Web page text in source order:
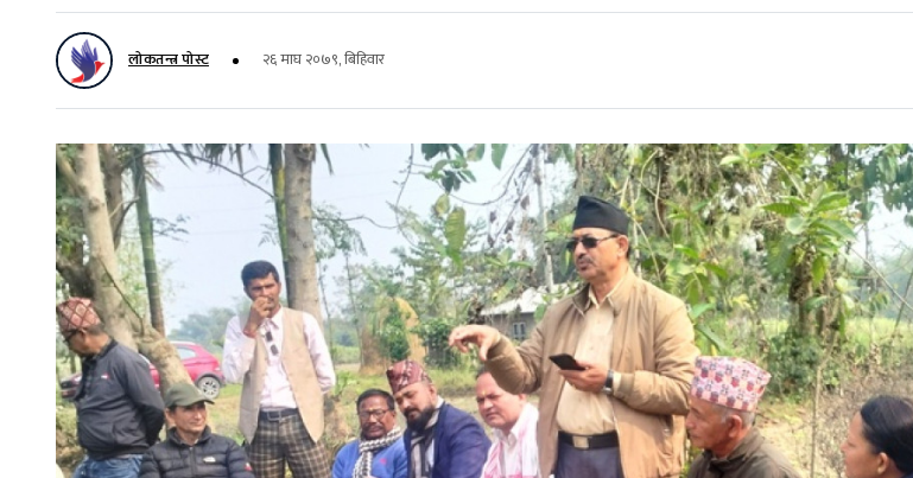
लोकतन्त्र पोस्ट २६ माघ २०७९, बिहिवार